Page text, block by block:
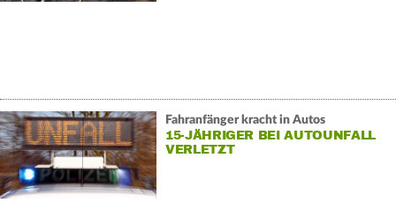
Fahranfänger kracht in Autos
15-JÄHRIGER BEI AUTOUNFALL
VERLETZT